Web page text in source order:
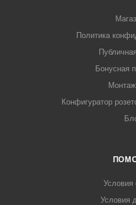
Политика
Бонусная
Конфигуратор
Условия
Условия